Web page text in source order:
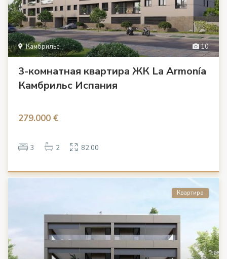
10
Камбрильс
3-комнатная квартира ЖК La Armonía
Камбрильс Испания
279.000 €
3 2 82.00
Квартира